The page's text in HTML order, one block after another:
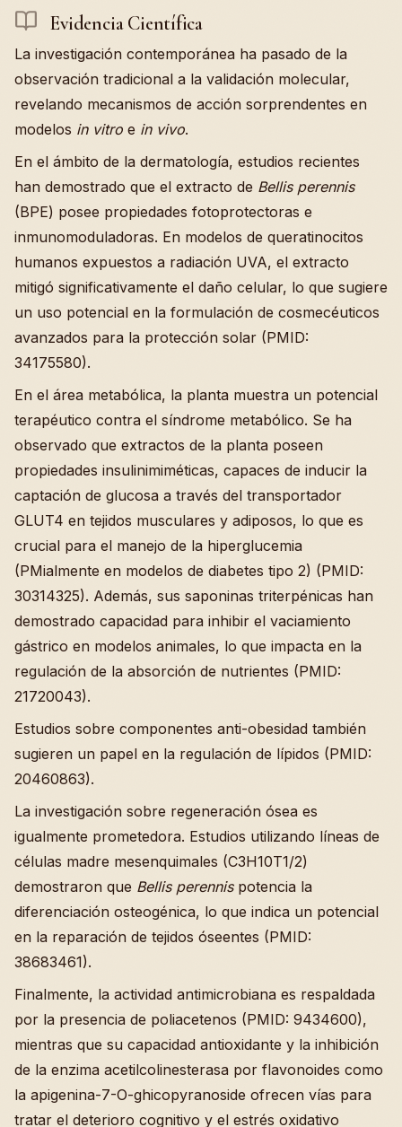
Evidencia Científica
La investigación contemporánea ha pasado de la
observación tradicional a la validación molecular,
revelando mecanismos de acción sorprendentes en
modelos in vitro e in vivo.
En el ámbito de la dermatología, estudios recientes
han demostrado que el extracto de Bellis perennis
(BPE) posee propiedades fotoprotectoras e
inmunomoduladoras. En modelos de queratinocitos
humanos expuestos a radiación UVA, el extracto
mitigó significativamente el daño celular, lo que sugiere
un uso potencial en la formulación de cosmecéuticos
avanzados para la protección solar (PMID:
34175580).
En el área metabólica, la planta muestra un potencial
terapéutico contra el síndrome metabólico. Se ha
observado que extractos de la planta poseen
propiedades insulinimiméticas, capaces de inducir la
captación de glucosa a través del transportador
GLUT4 en tejidos musculares y adiposos, lo que es
crucial para el manejo de la hiperglucemia
(PMialmente en modelos de diabetes tipo 2) (PMID:
30314325). Además, sus saponinas triterpénicas han
demostrado capacidad para inhibir el vaciamiento
gástrico en modelos animales, lo que impacta en la
regulación de la absorción de nutrientes (PMID:
21720043).
Estudios sobre componentes anti-obesidad también
sugieren un papel en la regulación de lípidos (PMID:
20460863).
La investigación sobre regeneración ósea es
igualmente prometedora. Estudios utilizando líneas de
células madre mesenquimales (C3H10T1/2)
demostraron que Bellis perennispotencia la
diferenciación osteogénica, lo que indica un potencial
en la reparación de tejidos óseentes (PMID:
38683461).
Finalmente, la actividad antimicrobiana es respaldada
por la presencia de poliacetenos (PMID: 9434600),
mientras que su capacidad antioxidante y la inhibición
de la enzima acetilcolinesterasa por flavonoides como
la apigenina-7-O-ghicopyranoside ofrecen vías para
tratar el deterioro cognitivo y el estrés oxidativo